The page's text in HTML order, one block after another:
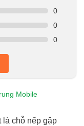
0
0
0
Mobile
là chỗ nếp gập